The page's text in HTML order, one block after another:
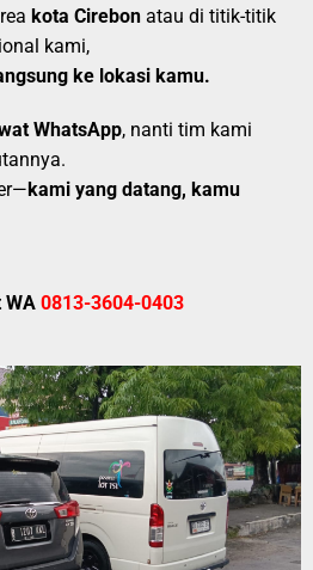
kota Cirebon atau di titik-titik
kami,
ke lokasi kamu.
WhatsApp, nanti tim kami
kami yang datang, kamu
WA 0813-3604-0403